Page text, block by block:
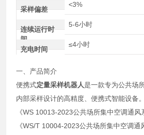
采样偏差
<3%
连续运行时
间
5-6小时
充电时间
≤4小时
一、产品简介
便携式定量采样机器人是一款专为公共场
内部采样设计的高精度、便携式智能设备
《WS 10013-2023公共场所集中空调通风
《WS/T 10004-2023公共场所集中空调通